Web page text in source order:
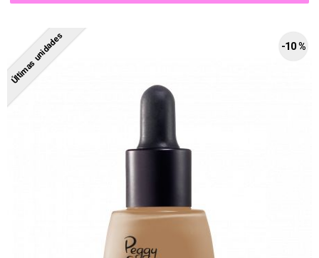
Últimas unidades -10 %